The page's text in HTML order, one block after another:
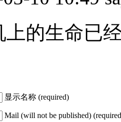
上的生命已
显示名称 (required)
Mail (will not be published)